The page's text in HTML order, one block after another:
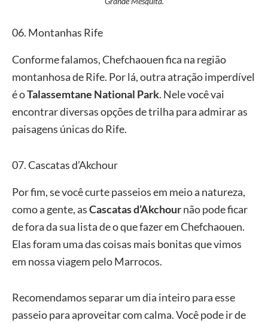
06. Montanhas Rife
Conforme falamos, Chefchaouen fica na região
montanhosa de Rife. Por lá, outra atração imperdível
é oTalassemtane National Park. Nele você vai
encontrar diversas opções de trilha para admirar as
paisagens únicas do Rife.
07. Cascatas d’Akchour
Por fim, se você curte passeios em meio a natureza,
como a gente, asCascatas d’Akchournão pode ficar
de fora da sua lista de o que fazer em Chefchaouen.
Elas foram uma das coisas mais bonitas que vimos
em nossa viagem pelo Marrocos.
Recomendamos separar um dia inteiro para esse
passeio para aproveitar com calma. Você pode ir de